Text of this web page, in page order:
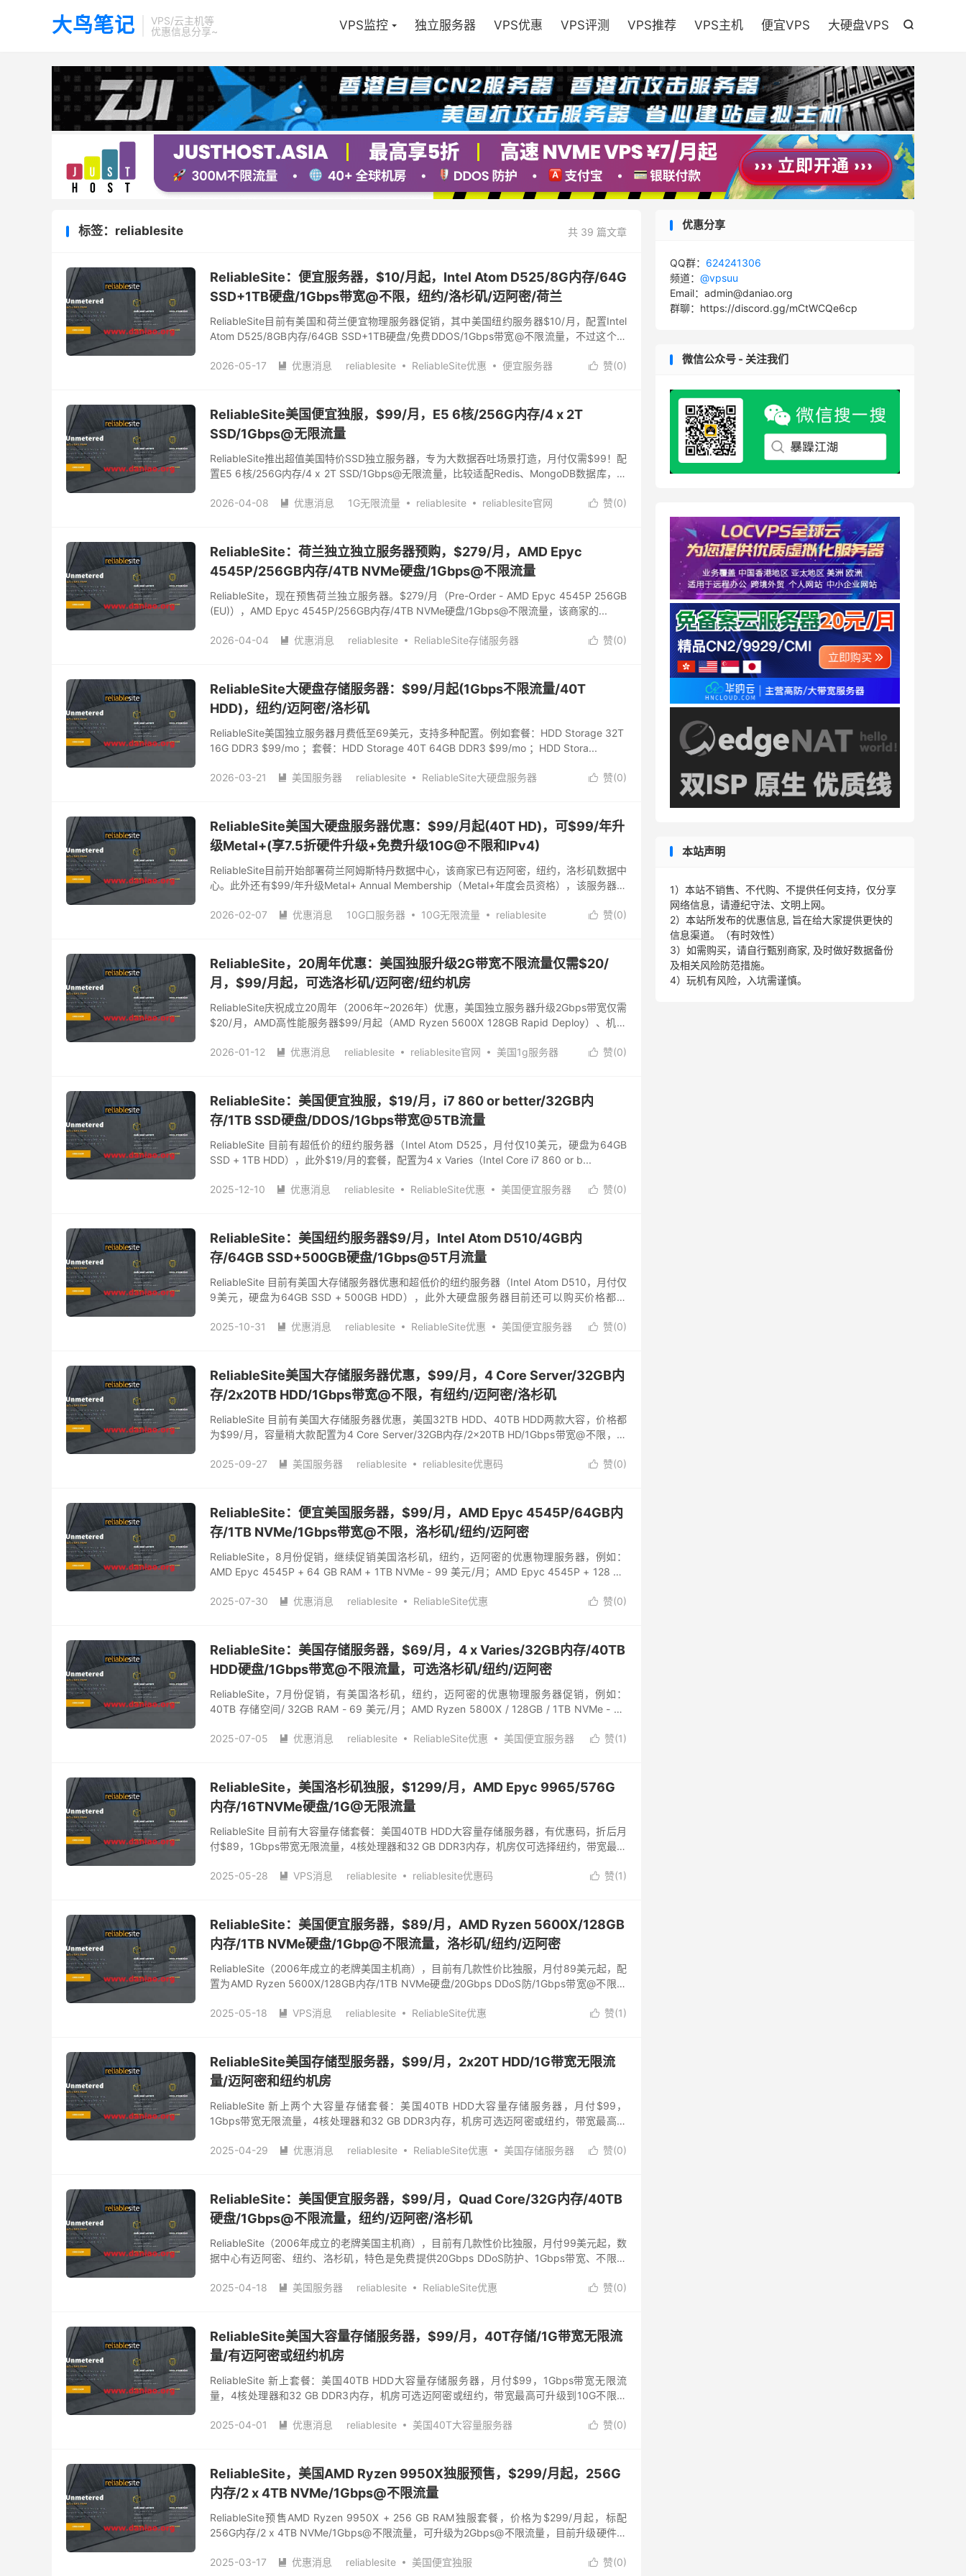
大鸟笔记
VPS/云主机等
优惠信息分享~

VPS监控 独立服务器 VPS优惠 VPS评测 VPS推荐 VPS主机 便宜VPS 大硬盘VPS
共 39 篇文章
标签：reliablesite
ReliableSite：便宜服务器，$10/月起，Intel Atom D525/8G内存/64G
SSD+1TB硬盘/1Gbps带宽@不限，纽约/洛杉矶/迈阿密/荷兰
ReliableSite目前有美国和荷兰便宜物理服务器促销，其中美国纽约服务器$10/月，配置Intel
Atom D525/8GB内存/64GB SSD+1TB硬盘/免费DDOS/1Gbps带宽@不限流量，不过这个应
 赞(0)
2026-05-17  优惠消息 reliablesite ReliableSite优惠 便宜服务器
ReliableSite美国便宜独服，$99/月，E5 6核/256G内存/4 x 2T
SSD/1Gbps@无限流量
ReliableSite推出超值美国特价SSD独立服务器，专为大数据吞吐场景打造，月付仅需$99！配
置E5 6核/256G内存/4 x 2T SSD/1Gbps@无限流量，比较适配Redis、MongoDB数据库，以
 赞(0)
2026-04-08  优惠消息 1G无限流量 reliablesite
reliablesite官网
ReliableSite：荷兰独立独立服务器预购，$279/月，AMD Epyc
4545P/256GB内存/4TB NVMe硬盘/1Gbps@不限流量
ReliableSite，现在预售荷兰独立服务器。$279/月（Pre-Order - AMD Epyc 4545P 256GB
(EU)），AMD Epyc 4545P/256GB内存/4TB NVMe硬盘/1Gbps@不限流量，该商家的...
 赞(0)
2026-04-04  优惠消息 reliablesite
ReliableSite存储服务器
ReliableSite大硬盘存储服务器：$99/月起(1Gbps不限流量/40T
HDD)，纽约/迈阿密/洛杉矶
ReliableSite美国独立服务器月费低至69美元，支持多种配置。例如套餐：HDD Storage 32T
16G DDR3 $99/mo ；套餐：HDD Storage 40T 64GB DDR3 $99/mo ；HDD Stora...
 赞(0)
2026-03-21  美国服务器 reliablesite
ReliableSite大硬盘服务器
ReliableSite美国大硬盘服务器优惠：$99/月起(40T HD)，可$99/年升
级Metal+(享7.5折硬件升级+免费升级10G@不限和IPv4)
ReliableSite目前开始部署荷兰阿姆斯特丹数据中心，该商家已有迈阿密，纽约，洛杉矶数据中
心。此外还有$99/年升级Metal+ Annual Membership（Metal+年度会员资格），该服务器激
 赞(0)
2026-02-07  优惠消息 10G口服务器 10G无限流量
reliablesite
ReliableSite，20周年优惠：美国独服升级2G带宽不限流量仅需$20/
月，$99/月起，可选洛杉矶/迈阿密/纽约机房
ReliableSite庆祝成立20周年（2006年~2026年）优惠，美国独立服务器升级2Gbps带宽仅需
$20/月，AMD高性能服务器$99/月起（AMD Ryzen 5600X 128GB Rapid Deploy）、机房
 赞(0)
2026-01-12  优惠消息 reliablesite reliablesite官网
美国1g服务器
ReliableSite：美国便宜独服，$19/月，i7 860 or better/32GB内
存/1TB SSD硬盘/DDOS/1Gbps带宽@5TB流量
ReliableSite 目前有超低价的纽约服务器（Intel Atom D525，月付仅10美元，硬盘为64GB
SSD + 1TB HDD），此外$19/月的套餐，配置为4 x Varies（Intel Core i7 860 or b...
 赞(0)
2025-12-10  优惠消息 reliablesite ReliableSite优惠 美国便宜服务器
ReliableSite：美国纽约服务器$9/月，Intel Atom D510/4GB内
存/64GB SSD+500GB硬盘/1Gbps@5T月流量
ReliableSite 目前有美国大存储服务器优惠和超低价的纽约服务器（Intel Atom D510，月付仅
9美元，硬盘为64GB SSD + 500GB HDD），此外大硬盘服务器目前还可以购买价格都为
 赞(0)
2025-10-31  优惠消息 reliablesite ReliableSite优惠 美国便宜服务器
ReliableSite美国大存储服务器优惠，$99/月，4 Core Server/32GB内
存/2x20TB HDD/1Gbps带宽@不限，有纽约/迈阿密/洛杉矶
ReliableSite 目前有美国大存储服务器优惠，美国32TB HDD、40TB HDD两款大容，价格都
为$99/月，容量稍大款配置为4 Core Server/32GB内存/2x20TB HD/1Gbps带宽@不限，有
 赞(0)
2025-09-27  美国服务器 reliablesite
reliablesite优惠码
ReliableSite：便宜美国服务器，$99/月，AMD Epyc 4545P/64GB内
存/1TB NVMe/1Gbps带宽@不限，洛杉矶/纽约/迈阿密
ReliableSite，8月份促销，继续促销美国洛杉矶，纽约，迈阿密的优惠物理服务器，例如：
AMD Epyc 4545P + 64 GB RAM + 1TB NVMe - 99 美元/月；AMD Epyc 4545P + 128 GB
 赞(0)
2025-07-30  优惠消息 reliablesite
ReliableSite优惠
ReliableSite：美国存储服务器，$69/月，4 x Varies/32GB内存/40TB
HDD硬盘/1Gbps带宽@不限流量，可选洛杉矶/纽约/迈阿密
ReliableSite，7月份促销，有美国洛杉矶，纽约，迈阿密的优惠物理服务器促销，例如：
40TB 存储空间/ 32GB RAM - 69 美元/月；AMD Ryzen 5800X / 128GB / 1TB NVMe - 99
 赞(1)
2025-07-05  优惠消息 reliablesite ReliableSite优惠 美国便宜服务器
ReliableSite，美国洛杉矶独服，$1299/月，AMD Epyc 9965/576G
内存/16TNVMe硬盘/1G@无限流量
ReliableSite 目前有大容量存储套餐：美国40TB HDD大容量存储服务器，有优惠码，折后月
付$89，1Gbps带宽无限流量，4核处理器和32 GB DDR3内存，机房仅可选择纽约，带宽最高
 赞(1)
2025-05-28  VPS消息 reliablesite
reliablesite优惠码
ReliableSite：美国便宜服务器，$89/月，AMD Ryzen 5600X/128GB
内存/1TB NVMe硬盘/1Gbp@不限流量，洛杉矶/纽约/迈阿密
ReliableSite（2006年成立的老牌美国主机商），目前有几款性价比独服，月付89美元起，配
置为AMD Ryzen 5600X/128GB内存/1TB NVMe硬盘/20Gbps DDoS防/1Gbps带宽@不限流
 赞(1)
2025-05-18  VPS消息 reliablesite
ReliableSite优惠
ReliableSite美国存储型服务器，$99/月，2x20T HDD/1G带宽无限流
量/迈阿密和纽约机房
ReliableSite 新上两个大容量存储套餐：美国40TB HDD大容量存储服务器，月付$99，
1Gbps带宽无限流量，4核处理器和32 GB DDR3内存，机房可选迈阿密或纽约，带宽最高可
 赞(0)
2025-04-29  优惠消息 reliablesite ReliableSite优惠 美国存储服务器
ReliableSite：美国便宜服务器，$99/月，Quad Core/32G内存/40TB
硬盘/1Gbps@不限流量，纽约/迈阿密/洛杉矶
ReliableSite（2006年成立的老牌美国主机商），目前有几款性价比独服，月付99美元起，数
据中心有迈阿密、纽约、洛杉矶，特色是免费提供20Gbps DDoS防护、1Gbps带宽、不限流
 赞(0)
2025-04-18  美国服务器 reliablesite
ReliableSite优惠
ReliableSite美国大容量存储服务器，$99/月，40T存储/1G带宽无限流
量/有迈阿密或纽约机房
ReliableSite 新上套餐：美国40TB HDD大容量存储服务器，月付$99，1Gbps带宽无限流
量，4核处理器和32 GB DDR3内存，机房可选迈阿密或纽约，带宽最高可升级到10G不限流
 赞(0)
2025-04-01  优惠消息 reliablesite
美国40T大容量服务器
ReliableSite，美国AMD Ryzen 9950X独服预售，$299/月起，256G
内存/2 x 4TB NVMe/1Gbps@不限流量
ReliableSite预售AMD Ryzen 9950X + 256 GB RAM独服套餐，价格为$299/月起，标配
256G内存/2 x 4TB NVMe/1Gbps@不限流量，可升级为2Gbps@不限流量，目前升级硬件资
 赞(0)
2025-03-17  优惠消息 reliablesite 美国便宜独服
优惠分享
QQ群： 624241306
频道： @vpsuu
Email：admin@daniao.org
群聊：https://discord.gg/mCtWCQe6cp
微信公众号 - 关注我们
本站声明
1）本站不销售、不代购、不提供任何支持，仅分享
网络信息，请遵纪守法、文明上网。
2）本站所发布的优惠信息, 旨在给大家提供更快的
信息渠道。（有时效性）
3）如需购买，请自行甄别商家, 及时做好数据备份
及相关风险防范措施。
4）玩机有风险，入坑需谨慎。